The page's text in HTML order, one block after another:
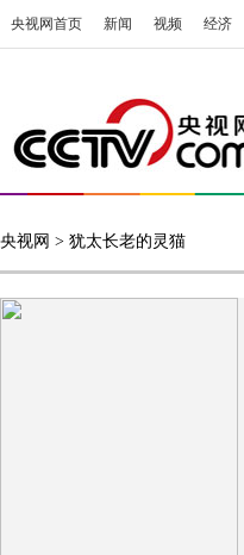
央视网首页 新闻 视频 经济
央视网 > 犹太长老的灵猫